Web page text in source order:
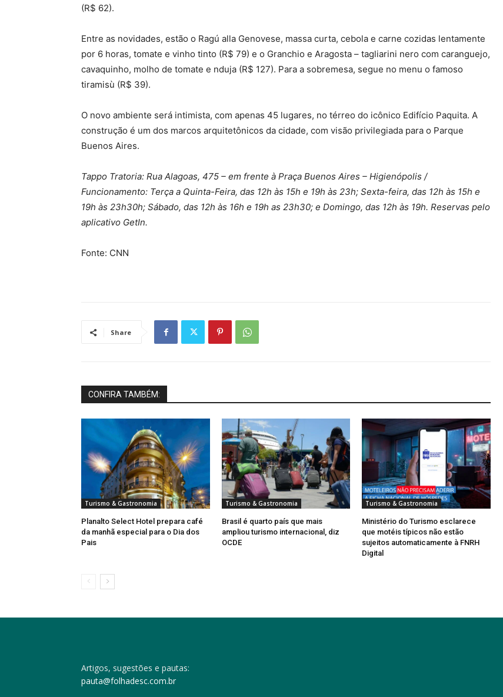
(R$ 62).
Entre as novidades, estão o Ragú alla Genovese, massa curta, cebola e carne cozidas lentamente
por 6 horas, tomate e vinho tinto (R$ 79) e o Granchio e Aragosta – tagliarini nero com caranguejo,
cavaquinho, molho de tomate e nduja (R$ 127). Para a sobremesa, segue no menu o famoso
tiramisù (R$ 39).
O novo ambiente será intimista, com apenas 45 lugares, no térreo do icônico Edifício Paquita. A
construção é um dos marcos arquitetônicos da cidade, com visão privilegiada para o Parque
Buenos Aires.
Tappo Tratoria: Rua Alagoas, 475 – em frente à Praça Buenos Aires – Higienópolis /
Funcionamento: Terça a Quinta-Feira, das 12h às 15h e 19h às 23h; Sexta-feira, das 12h às 15h e
19h às 23h30h; Sábado, das 12h às 16h e 19h as 23h30; e Domingo, das 12h às 19h. Reservas pelo
aplicativo GetIn.
Fonte: CNN
Share
CONFIRA TAMBÉM:
Turismo & Gastronomia
Planalto Select Hotel prepara café
da manhã especial para o Dia dos
Pais
Turismo & Gastronomia
Brasil é quarto país que mais
ampliou turismo internacional, diz
OCDE
Turismo & Gastronomia
Ministério do Turismo esclarece
que motéis típicos não estão
sujeitos automaticamente à FNRH
Digital
Artigos, sugestões e pautas:
pauta@folhadesc.com.br